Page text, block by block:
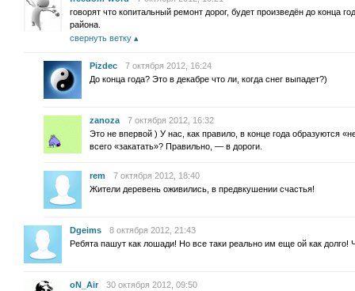
говорят что копитальный ремонт дорог, будет произведён до конца
района.
свернуть ветку
Pizdec
7 октября 2012, 16:24
До конца года? Это в декабре что ли, когда снег выпадет?)
zanoza
7 октября 2012, 16:32
Это не впервой ) У нас, как правило, в конце года образуются
всего «закатать»? Правильно, — в дороги.
rem
7 октября 2012, 18:40
Жители деревень оживились, в предвкушении счастья!
Dgeims
8 октября 2012, 21:43
Ребята пашут как лошади! Но все таки реально им еще ой как долго!
oN_Air 30 октября 2012, 09:50